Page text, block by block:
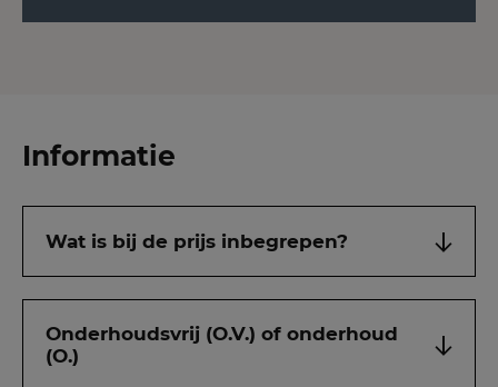
Informatie
Wat is bij de prijs inbegrepen?
Onderhoudsvrij (O.V.) of onderhoud
(O.)